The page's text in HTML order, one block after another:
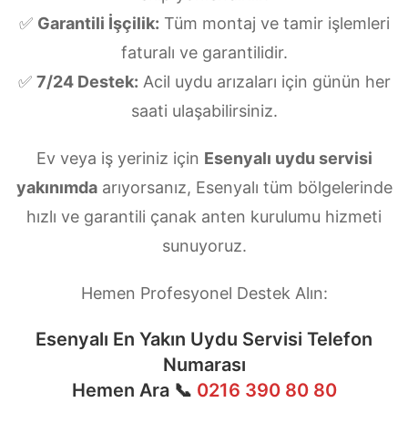
✅ Garantili İşçilik: Tüm montaj ve tamir işlemleri
faturalı ve garantilidir.
✅ 7/24 Destek: Acil uydu arızaları için günün her
saati ulaşabilirsiniz.
Ev veya iş yeriniz için Esenyalı uydu servisi
yakınımdaarıyorsanız, Esenyalı tüm bölgelerinde
hızlı ve garantili çanak anten kurulumu hizmeti
sunuyoruz.
Hemen Profesyonel Destek Alın:
Esenyalı En Yakın Uydu Servisi Telefon
Numarası
Hemen Ara 📞 0216 390 80 80